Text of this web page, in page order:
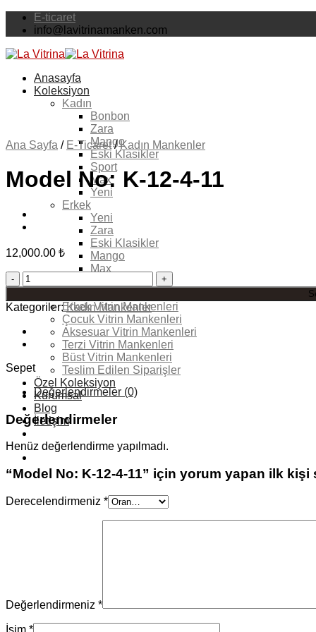
Skip
E-ticaret
info@lavitrinamanken.com
Anasayfa
Koleksiyon
Kadın
Bonbon
Zara
Mango
Eski Klasikler
Sport
Max
Yeni
Erkek
Yeni
Zara
Eski Klasikler
Mango
Max
Erkek Vitrin Mankenleri
Çocuk Vitrin Mankenleri
Aksesuar Vitrin Mankenleri
Terzi Vitrin Mankenleri
Büst Vitrin Mankenleri
Teslim Edilen Siparişler
Özel Koleksiyon
Kurumsal
Blog
İletişim
Ana Sayfa / E-Ticaret / Kadın Mankenler
Model No: K-12-4-11
12,000.00 ₺
Model
No:
K-
12-
4-
11
Kategoriler:Kadın Mankenler
Sepet
Değerlendirmeler (0)
Değerlendirmeler
Henüz değerlendirme yapılmadı.
“Model No: K-12-4-11” için yorum yapan ilk kişi
Derecelendirmeniz *
Değerlendirmeniz *
İsim *